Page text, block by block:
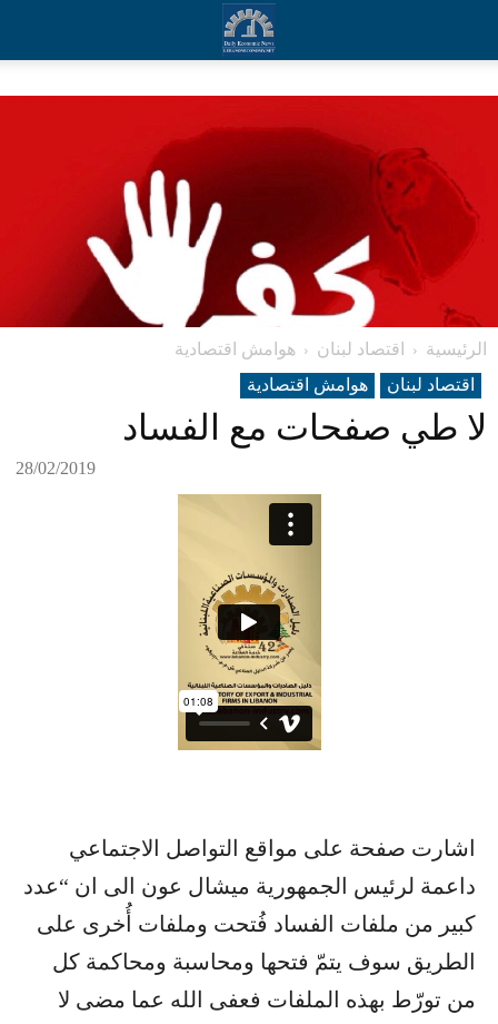
الرئيسية اقتصاد لبنان
هوامش اقتصادية
اقتصاد لبنان
هوامش اقتصادية
لا طي صفحات مع الفساد
28/02/2019
اشارت صفحة على مواقع التواصل الاجتماعي
داعمة لرئيس الجمهورية ميشال عون الى ان “عدد
كبير من ملفات الفساد فُتحت وملفات أُخرى على
الطريق سوف يتمّ فتحها ومحاسبة ومحاكمة كل
من تورّط بهذه الملفات فعفى الله عما مضى لا